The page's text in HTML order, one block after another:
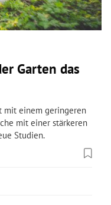
Garten das
mit einem geringeren
mit einer stärkeren
Studien.